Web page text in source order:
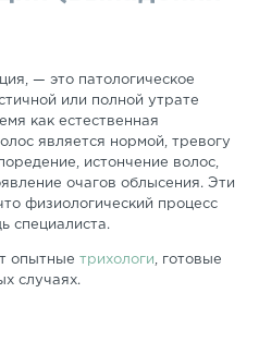
— это патологическое
или полной утрате
как естественная
является нормой, тревогу
истончение волос,
очагов облысения. Эти
физиологический процесс
специалиста.
опытные трихологи , готовые
случаях.